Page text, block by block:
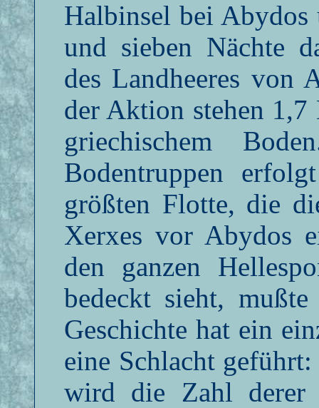
Halbinsel bei Abydos
und sieben Nächte
des Landheeres von
der Aktion stehen
griechischem
Bodentruppen
größten Flotte, die
Xerxes vor Abydos
den ganzen
bedeckt sieht,
Geschichte hat ein
eine Schlacht
wird die Zahl derer